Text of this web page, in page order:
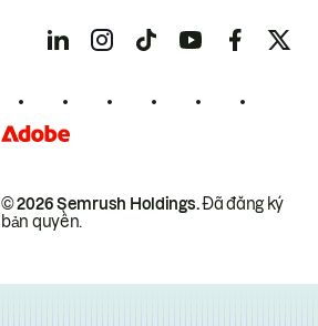
© 2026 Semrush Holdings.Đã đăng ký
bản quyền.